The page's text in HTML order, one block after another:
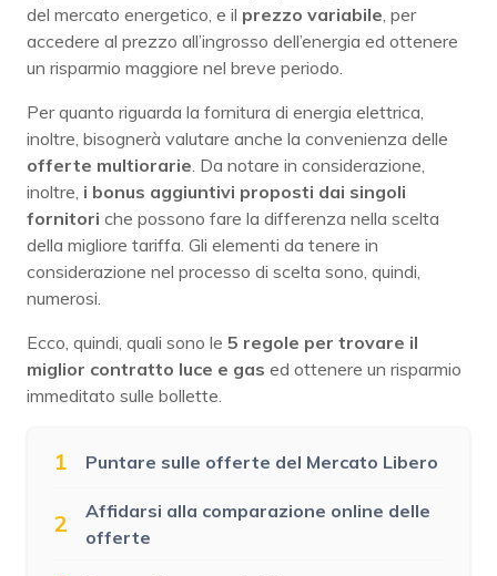
del mercato energetico, e il prezzo variabile , per
accedere al prezzo all’ingrosso dell’energia ed ottenere
un risparmio maggiore nel breve periodo.
Per quanto riguarda la fornitura di energia elettrica,
inoltre, bisognerà valutare anche la convenienza delle
offerte multiorarie . Da notare in considerazione,
inoltre, i bonus aggiuntivi proposti dai singoli
fornitori che possono fare la differenza nella scelta
della migliore tariffa. Gli elementi da tenere in
considerazione nel processo di scelta sono, quindi,
numerosi.
Ecco, quindi, quali sono le 5 regole per trovare il
miglior contratto luce e gas ed ottenere un risparmio
immeditato sulle bollette.
1 Puntare sulle offerte del Mercato Libero
2
Affidarsi alla comparazione online delle
offerte